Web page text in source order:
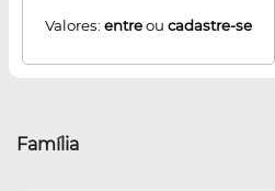
Valores: entreou cadastre-se
Família